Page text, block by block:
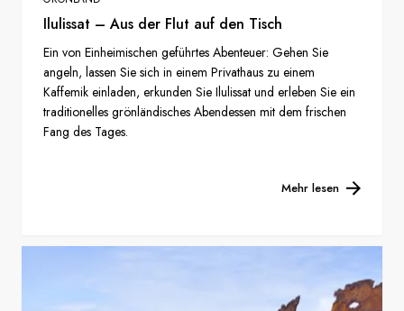
Ilulissat – Aus der Flut auf den Tisch
Ein von Einheimischen geführtes Abenteuer: Gehen Sie
angeln, lassen Sie sich in einem Privathaus zu einem
Kaffemik einladen, erkunden Sie Ilulissat und erleben Sie ein
traditionelles grönländisches Abendessen mit dem frischen
Fang des Tages.
Mehr lesen